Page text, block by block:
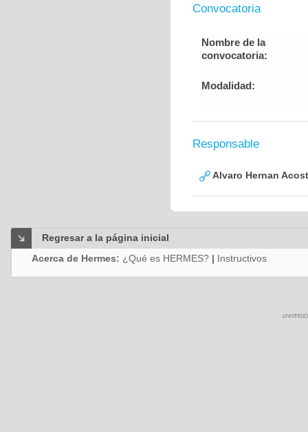
Convocatoria
Nombre de la
convocatoria:
Modalidad:
Responsable
Alvaro Hernan
Regresar a la página inicial
Acerca de Hermes: ¿Qué es HERMES? | Instructivos